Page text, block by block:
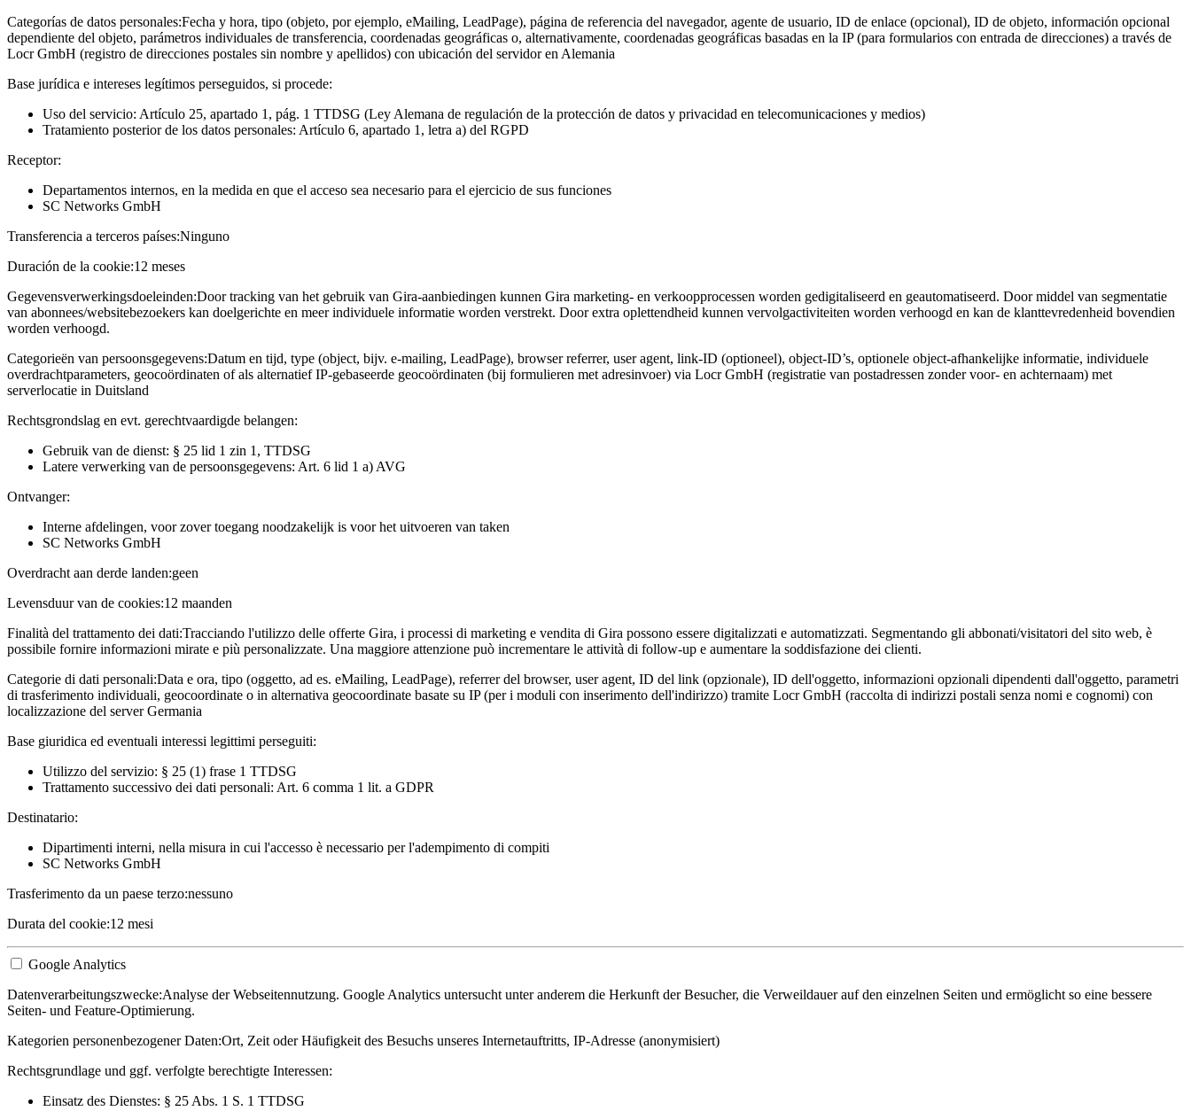
Categorías de datos personales:Fecha y hora, tipo (objeto, por ejemplo, eMailing, LeadPage), página de referencia del navegador, agente de usuario, ID de enlace (opcional), ID de objeto, información opcional
dependiente del objeto, parámetros individuales de transferencia, coordenadas geográficas o, alternativamente, coordenadas geográficas basadas en la IP (para formularios con entrada de direcciones) a través de
Locr GmbH (registro de direcciones postales sin nombre y apellidos) con ubicación del servidor en Alemania
Base jurídica e intereses legítimos perseguidos, si procede:
Uso del servicio: Artículo 25, apartado 1, pág. 1 TTDSG (Ley Alemana de regulación de la protección de datos y privacidad en telecomunicaciones y medios)
Tratamiento posterior de los datos personales: Artículo 6, apartado 1, letra a) del RGPD
Receptor:
Departamentos internos, en la medida en que el acceso sea necesario para el ejercicio de sus funciones
SC Networks GmbH
Transferencia a terceros países:Ninguno
Duración de la cookie:12 meses
Gegevensverwerkingsdoeleinden:Door tracking van het gebruik van Gira-aanbiedingen kunnen Gira marketing- en verkoopprocessen worden gedigitaliseerd en geautomatiseerd. Door middel van segmentatie
van abonnees/websitebezoekers kan doelgerichte en meer individuele informatie worden verstrekt. Door extra oplettendheid kunnen vervolgactiviteiten worden verhoogd en kan de klanttevredenheid bovendien
worden verhoogd.
Categorieën van persoonsgegevens:Datum en tijd, type (object, bijv. e-mailing, LeadPage), browser referrer, user agent, link-ID (optioneel), object-ID’s, optionele object-afhankelijke informatie, individuele
overdrachtparameters, geocoördinaten of als alternatief IP-gebaseerde geocoördinaten (bij formulieren met adresinvoer) via Locr GmbH (registratie van postadressen zonder voor- en achternaam) met
serverlocatie in Duitsland
Rechtsgrondslag en evt. gerechtvaardigde belangen:
Gebruik van de dienst: § 25 lid 1 zin 1, TTDSG
Latere verwerking van de persoonsgegevens: Art. 6 lid 1 a) AVG
Ontvanger:
Interne afdelingen, voor zover toegang noodzakelijk is voor het uitvoeren van taken
SC Networks GmbH
Overdracht aan derde landen:geen
Levensduur van de cookies:12 maanden
Finalità del trattamento dei dati:Tracciando l'utilizzo delle offerte Gira, i processi di marketing e vendita di Gira possono essere digitalizzati e automatizzati. Segmentando gli abbonati/visitatori del sito web, è
possibile fornire informazioni mirate e più personalizzate. Una maggiore attenzione può incrementare le attività di follow-up e aumentare la soddisfazione dei clienti.
Categorie di dati personali:Data e ora, tipo (oggetto, ad es. eMailing, LeadPage), referrer del browser, user agent, ID del link (opzionale), ID dell'oggetto, informazioni opzionali dipendenti dall'oggetto, parametri
di trasferimento individuali, geocoordinate o in alternativa geocoordinate basate su IP (per i moduli con inserimento dell'indirizzo) tramite Locr GmbH (raccolta di indirizzi postali senza nomi e cognomi) con
localizzazione del server Germania
Base giuridica ed eventuali interessi legittimi perseguiti:
Utilizzo del servizio: § 25 (1) frase 1 TTDSG
Trattamento successivo dei dati personali: Art. 6 comma 1 lit. a GDPR
Destinatario:
Dipartimenti interni, nella misura in cui l'accesso è necessario per l'adempimento di compiti
SC Networks GmbH
Trasferimento da un paese terzo:nessuno
Durata del cookie:12 mesi
Google Analytics
Datenverarbeitungszwecke:Analyse der Webseitennutzung. Google Analytics untersucht unter anderem die Herkunft der Besucher, die Verweildauer auf den einzelnen Seiten und ermöglicht so eine bessere
Seiten- und Feature-Optimierung.
Kategorien personenbezogener Daten:Ort, Zeit oder Häufigkeit des Besuchs unseres Internetauftritts, IP-Adresse (anonymisiert)
Rechtsgrundlage und ggf. verfolgte berechtigte Interessen:
Einsatz des Dienstes: § 25 Abs. 1 S. 1 TTDSG